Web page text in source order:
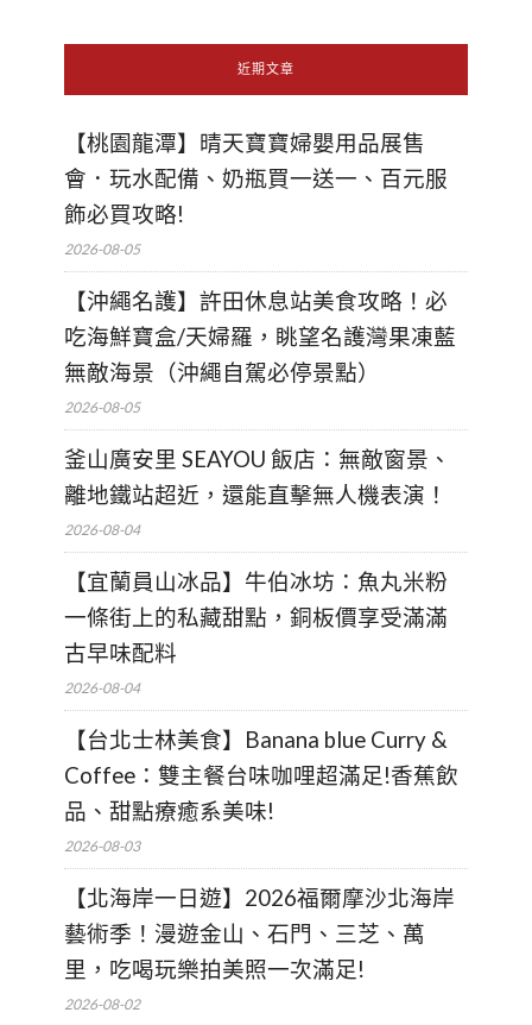
近期文章
【桃園龍潭】晴天寶寶婦嬰用品展售
會．玩水配備、奶瓶買一送一、百元服
飾必買攻略!
2026-08-05
【沖繩名護】許田休息站美食攻略！必
吃海鮮寶盒/天婦羅，眺望名護灣果凍藍
無敵海景（沖繩自駕必停景點）
2026-08-05
釜山廣安里 SEAYOU 飯店：無敵窗景、
離地鐵站超近，還能直擊無人機表演！
2026-08-04
【宜蘭員山冰品】牛伯冰坊：魚丸米粉
一條街上的私藏甜點，銅板價享受滿滿
古早味配料
2026-08-04
【台北士林美食】Banana blue Curry &
Coffee：雙主餐台味咖哩超滿足!香蕉飲
品、甜點療癒系美味!
2026-08-03
【北海岸一日遊】2026福爾摩沙北海岸
藝術季！漫遊金山、石門、三芝、萬
里，吃喝玩樂拍美照一次滿足!
2026-08-02